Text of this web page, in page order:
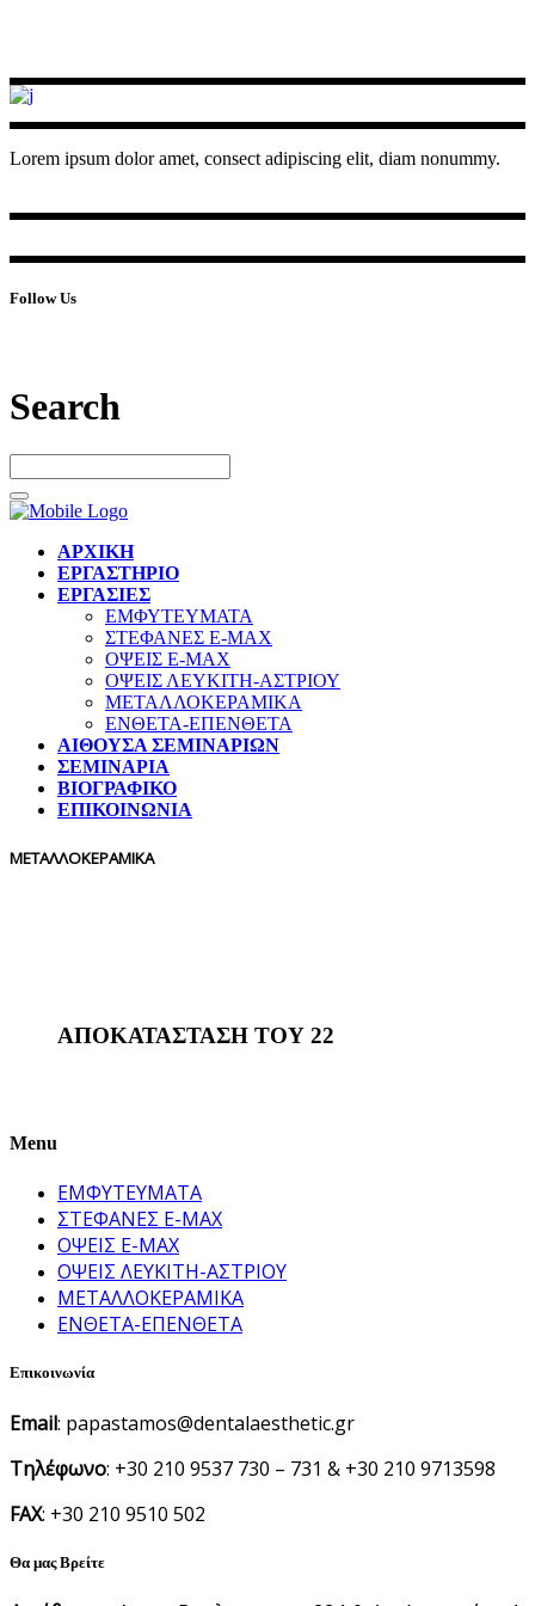
Lorem ipsum dolor amet, consect adipiscing elit, diam nonummy.
Follow Us
Search
ΑΡΧΙΚΗ
ΕΡΓΑΣΤΗΡΙΟ
ΕΡΓΑΣΙΕΣ
ΕΜΦΥΤΕΥΜΑΤΑ
ΣΤΕΦΑΝΕΣ E-MAX
ΟΨΕΙΣ E-MAX
ΟΨΕΙΣ ΛΕΥΚΙΤΗ-ΑΣΤΡΙΟΥ
ΜΕΤΑΛΛΟΚΕΡΑΜΙΚΑ
ΕΝΘΕΤΑ-ΕΠΕΝΘΕΤΑ
ΑΙΘΟΥΣΑ ΣΕΜΙΝΑΡΙΩΝ
ΣΕΜΙΝΑΡΙΑ
ΒΙΟΓΡΑΦΙΚΟ
ΕΠΙΚΟΙΝΩΝΙΑ
ΜΕΤΑΛΛΟΚΕΡΑΜΙΚΑ
ΑΠΟΚΑΤΑΣΤΑΣΗ ΤΟΥ 22
Menu
ΕΜΦΥΤΕΥΜΑΤΑ
ΣΤΕΦΑΝΕΣ E-MAX
ΟΨΕΙΣ E-MAX
ΟΨΕΙΣ ΛΕΥΚΙΤΗ-ΑΣΤΡΙΟΥ
ΜΕΤΑΛΛΟΚΕΡΑΜΙΚΑ
ΕΝΘΕΤΑ-ΕΠΕΝΘΕΤΑ
Επικοινωνία
Email: papastamos@dentalaesthetic.gr
Τηλέφωνο: +30 210 9537 730 – 731 & +30 210 9713598
FAX: +30 210 9510 502
Θα μας Βρείτε